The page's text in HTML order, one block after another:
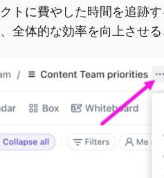
トに費やした時間を追跡
全体的な効率を向上させる